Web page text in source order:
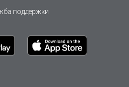
поддержки